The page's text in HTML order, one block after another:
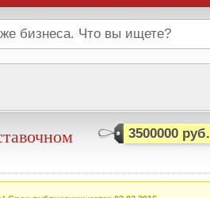
3500000 руб.